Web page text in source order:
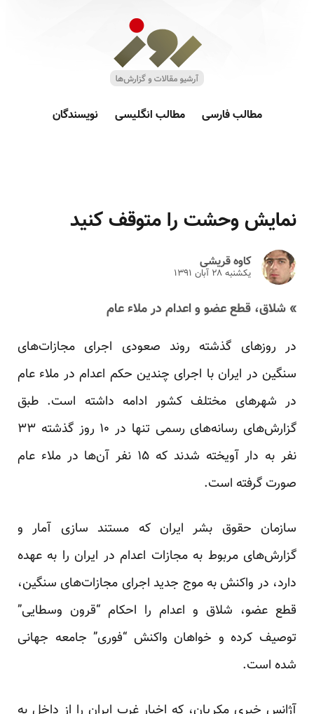
مطالب فارسی مطالب انگلیسی نویسندگان
نمایش وحشت را متوقف کنید
کاوه قریشی
یکشنبه ۲۸ آبان ۱۳۹۱
» شلاق، قطع عضو و اعدام در ملاء عام
در روزهای گذشته روند صعودی اجرای مجازات‌های
سنگین در ایران با اجرای چندین حکم اعدام در ملاء عام
در شهرهای مختلف کشور ادامه داشته است. طبق
گزارش‌های رسانه‌های رسمی تنها در ۱۰ روز گذشته ۳۳
نفر به دار آویخته شدند که ۱۵ نفر آن‌ها در ملاء عام
صورت گرفته است.
سازمان حقوق بشر ایران که مستند سازی آمار و
گزارش‌های مربوط به مجازات اعدام در ایران را به عهده
دارد، در واکنش به موج جدید اجرای مجازات‌های سنگین،
قطع عضو، شلاق و اعدام را احکام “قرون وسطایی”
توصیف کرده و خواهان واکنش “فوری” جامعه جهانی
شده است.